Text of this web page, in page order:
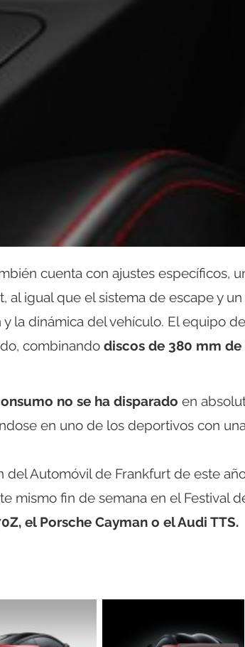
cuenta con ajustes específicos,
igual que el sistema de escape y un
la dinámica del vehículo. El equipo de
combinando discos de 380 mm de
no se ha disparado en
en uno de los deportivos con una
del Automóvil de Frankfurt de este
mismo fin de semana en el Festival
el Porsche Cayman o el Audi TTS.